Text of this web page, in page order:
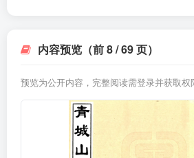
内容预览（前 8 / 69 页）
预览为公开内容，完整阅读需登录并获取权